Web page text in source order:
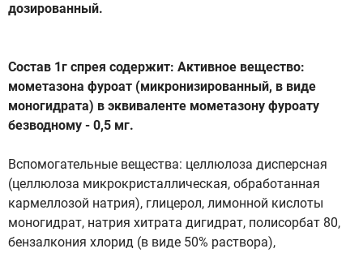
дозированный.
Состав 1г спрея содержит: Активное вещество:
мометазона фуроат (микронизированный, в виде
моногидрата) в эквиваленте мометазону фуроату
безводному - 0,5 мг.
Вспомогательные вещества: целлюлоза дисперсная
(целлюлоза микрокристаллическая, обработанная
кармеллозой натрия), глицерол, лимонной кислоты
моногидрат, натрия хитрата дигидрат, полисорбат 80,
бензалкония хлорид (в виде 50% раствора),